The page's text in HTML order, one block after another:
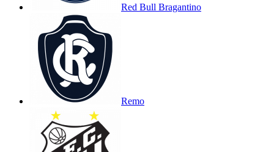
Red Bull Bragantino
Remo